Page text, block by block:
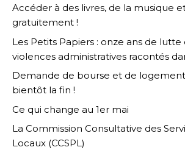
Accéder à des livres, de la musique
gratuitement !
Les Petits Papiers : onze ans de
violences administratives racontés
Demande de bourse et de logement
bientôt la fin !
Ce qui change au 1er mai
La Commission Consultative des
Locaux (CCSPL)